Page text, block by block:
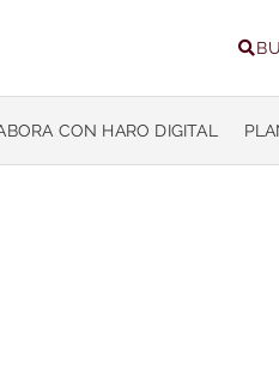
CON HARO DIGITAL